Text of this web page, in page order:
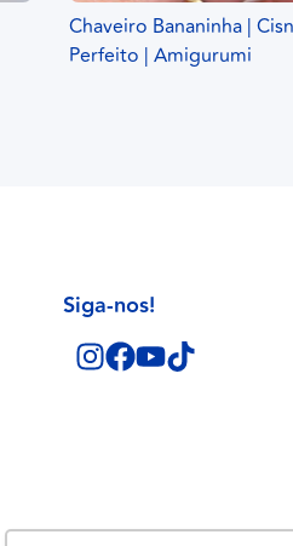
Chaveiro Bananinha |
Perfeito | Amigurumi
Siga-nos!